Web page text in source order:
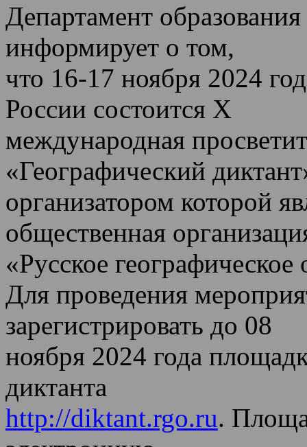
Департамент
информирует о том,
что 16-17 ноября 2024
России состоится X
международная
«Географический
организатором которой
общественная
«Русское
Для проведения
зарегистрировать до 08
ноября 2024 года
диктанта
http://diktant.rgo.ru.